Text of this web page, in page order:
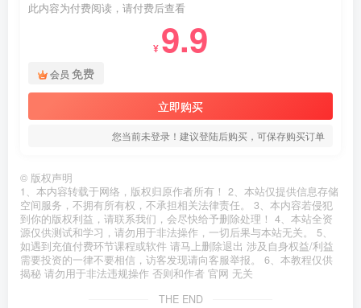
此内容为付费阅读，请付费后查看
¥ 9.9
会员 免费
立即购买
您当前未登录！建议登陆后购买，可保存购买订单
© 版权声明
1、本内容转载于网络，版权归原作者所有！ 2、本站仅提供信息存储
空间服务，不拥有所有权，不承担相关法律责任。 3、本内容若侵犯
到你的版权利益，请联系我们，会尽快给予删除处理！ 4、本站全资
源仅供测试和学习，请勿用于非法操作，一切后果与本站无关。 5、
如遇到充值付费环节课程或软件 请马上删除退出 涉及自身权益/利益
需要投资的一律不要相信，访客发现请向客服举报。 6、本教程仅供
揭秘 请勿用于非法违规操作 否则和作者 官网 无关
THE END